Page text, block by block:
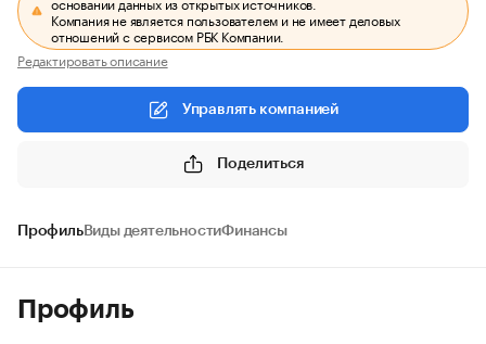
Компания не является пользователем и не имеет деловых
отношений с сервисом РБК Компании.
Редактировать описание
Управлять компанией
Поделиться
ПрофильВиды деятельностиФинансы
Профиль